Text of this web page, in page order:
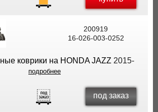
200919
16-026-003-0252
коврики на HONDA JAZZ 2015-
подробнее
под заказ